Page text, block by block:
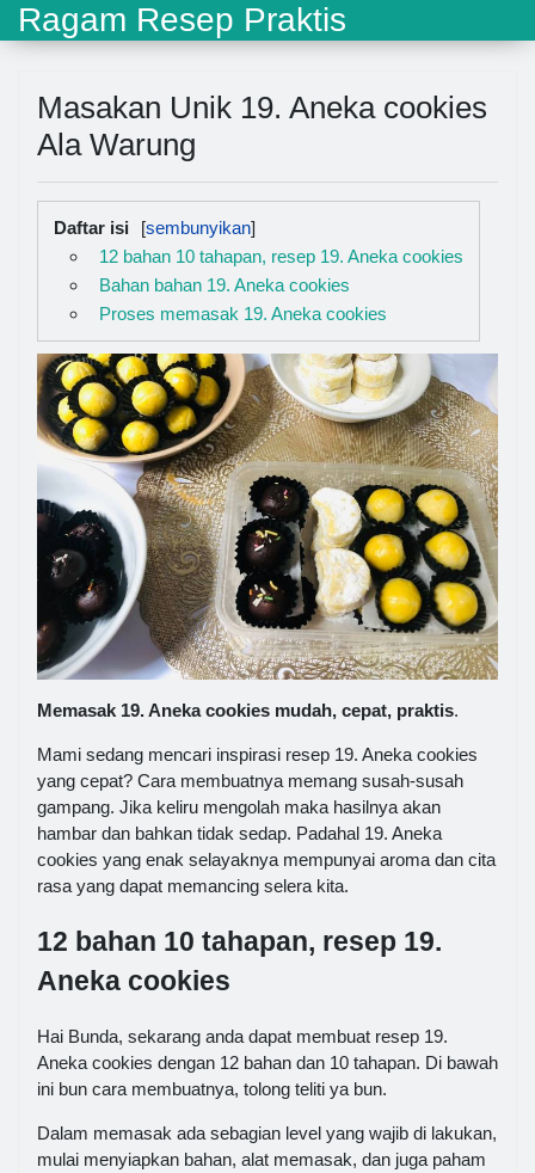
Ragam Resep Praktis
Masakan Unik 19. Aneka cookies
Ala Warung
Daftar isi
12 bahan 10 tahapan, resep 19. Aneka cookies
Bahan bahan 19. Aneka cookies
Proses memasak 19. Aneka cookies
Memasak 19. Aneka cookies mudah, cepat, praktis.
Mami sedang mencari inspirasi resep 19. Aneka cookies
yang cepat? Cara membuatnya memang susah-susah
gampang. Jika keliru mengolah maka hasilnya akan
hambar dan bahkan tidak sedap. Padahal 19. Aneka
cookies yang enak selayaknya mempunyai aroma dan cita
rasa yang dapat memancing selera kita.
12 bahan 10 tahapan, resep 19.
Aneka cookies
Hai Bunda, sekarang anda dapat membuat resep 19.
Aneka cookies dengan 12 bahan dan 10 tahapan. Di bawah
ini bun cara membuatnya, tolong teliti ya bun.
Dalam memasak ada sebagian level yang wajib di lakukan,
mulai menyiapkan bahan, alat memasak, dan juga paham